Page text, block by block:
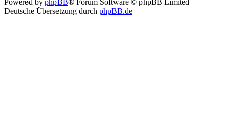
Deutsche Übersetzung durch phpBB.de